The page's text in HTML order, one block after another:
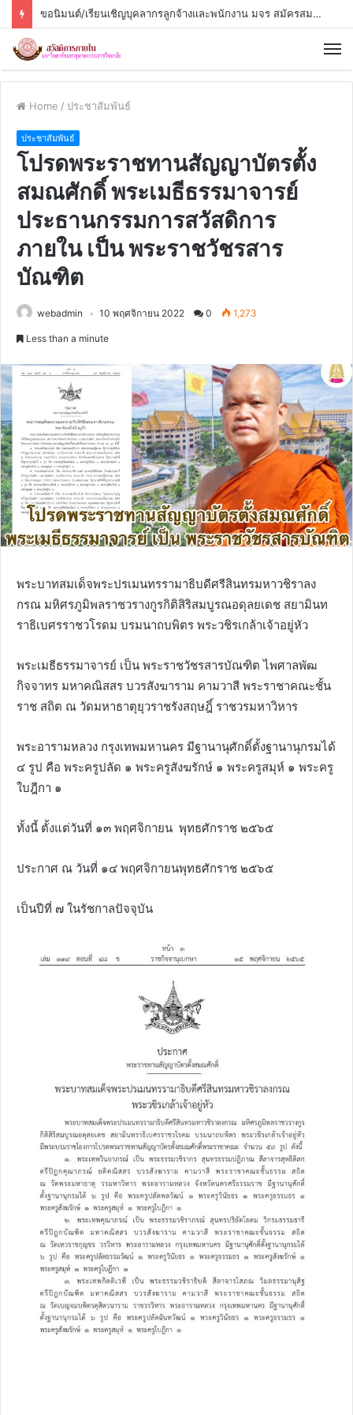
ขอนิมนต์/เรียนเชิญบุคลากรลูกจ้างและพนักงาน มจร สมัครสมาชิกการฌาปนกิจสงเคราะห์
Home / ประชาสัมพันธ์
ประชาสัมพันธ์
โปรดพระราชทานสัญญาบัตรตั้ง
สมณศักดิ์ พระเมธีธรรมาจารย์
ประธานกรรมการสวัสดิการ
ภายใน เป็น พระราชวัชรสาร
บัณฑิต
webadmin 10 พฤศจิกายน 2022 0 1,273
Less than a minute
พระบาทสมเด็จพระปรเมนทรรามาธิบดีศรีสินทรมหาวชิราลง
กรณ มหิศรภูมิพลราชวรางกูรกิติสิริสมบูรณอดุลยเดช สยามินท
ราธิเบศรราชวโรดม บรมนาถบพิตร พระวชิรเกล้าเจ้าอยู่หัว
พระเมธีธรรมาจารย์ เป็น พระราชวัชรสารบัณฑิต ไพศาลพัฒ
กิจจาทร มหาคณิสสร บวรสังฆาราม คามวาสี พระราชาคณะชั้น
ราช สถิต ณ วัดมหาธาตุยุวราชรังสฤษฎิ์ ราชวรมหาวิหาร
พระอารามหลวง กรุงเทพมหานคร มีฐานานุศักดิ์ตั้งฐานานุกรมได้
๔ รูป คือ พระครูปลัด ๑ พระครูสังฆรักษ์ ๑ พระครูสมุห์ ๑ พระครู
ใบฎีกา ๑
ทั้งนี้ ตั้งแต่วันที่ ๑๓ พฤศจิกายน พุทธศักราช ๒๕๖๕
ประกาศ ณ วันที่ ๑๔ พฤศจิกายนพุทธศักราช ๒๕๖๕
เป็นปีที่ ๗ ในรัชกาลปัจจุบัน